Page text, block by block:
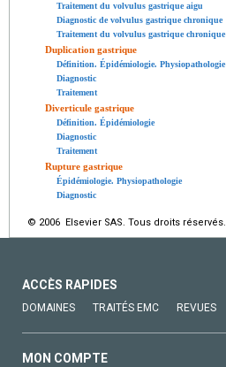
Traitement du volvulus gastrique aigu
Diagnostic de volvulus gastrique chronique
Traitement du volvulus gastrique chronique
Duplication gastrique
Définition. Épidémiologie. Physiopathologie
Diagnostic
Traitement
Diverticule gastrique
Définition. Épidémiologie
Diagnostic
Traitement
Rupture gastrique
Épidémiologie. Physiopathologie
Diagnostic
© 2006 Elsevier SAS. Tous droits réservés.
ACCÈS RAPIDES
DOMAINES TRAITÉS EMC REVUES
MON COMPTE